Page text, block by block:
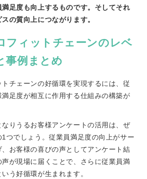
足度も向上するものです。そしてそれ
の質向上につながります。
フィットチェーンのレベ
事例まとめ
チェーンの好循環を実現するには、従
足度が相互に作用する仕組みの構築が
りうるお客様アンケートの活用は、ぜ
つでしょう。従業員満足度の向上がサー
お客様の喜びの声としてアンケート結
が現場に届くことで、さらに従業員満
う好循環が生まれます。